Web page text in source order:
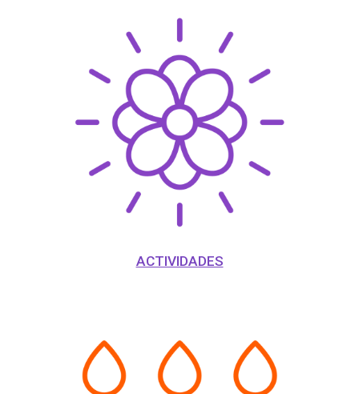
ACTIVIDADES